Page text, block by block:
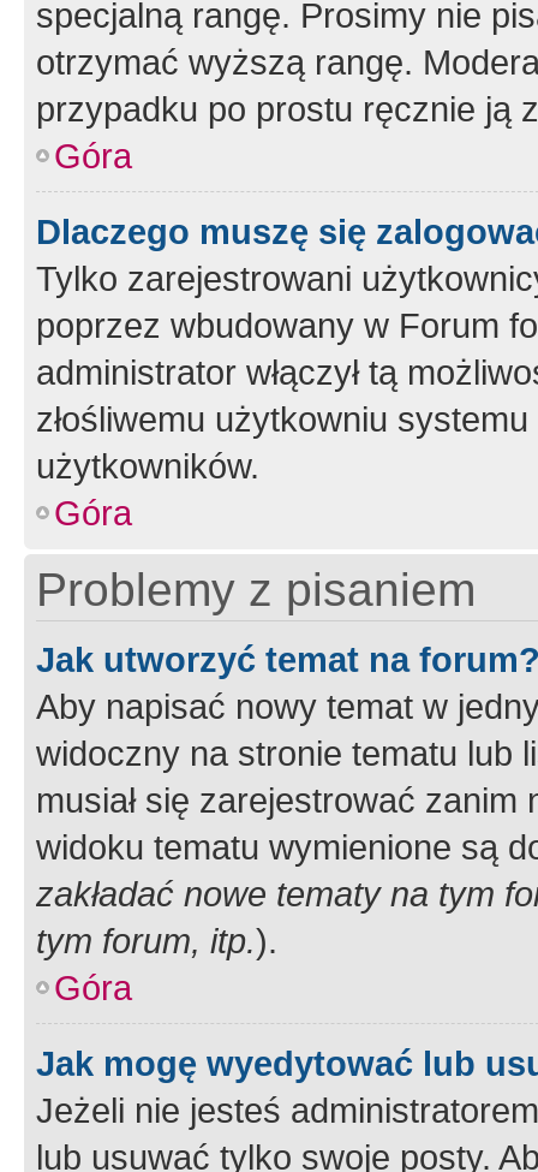
specjalną rangę. Prosimy nie
otrzymać wyższą rangę.
przypadku po prostu ręcznie ją
Góra
Dlaczego muszę się
Tylko zarejestrowani
poprzez wbudowany w Forum
administrator włączył tą
złośliwemu użytkowniu
użytkowników.
Góra
Problemy z pisaniem
Jak utworzyć temat na
Aby napisać nowy temat w
widoczny na stronie tematu lub
musiał się zarejestrować
widoku tematu wymienione są
zakładać nowe tematy na tym
tym forum, itp.).
Góra
Jak mogę wyedytować lub
Jeżeli nie jesteś
lub usuwać tylko swoje posty.